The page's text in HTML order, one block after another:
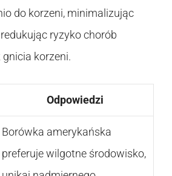
do korzeni, minimalizując
ryzyko chorób
korzeni.
Odpowiedzi
Borówka amerykańska
preferuje wilgotne środowisko,